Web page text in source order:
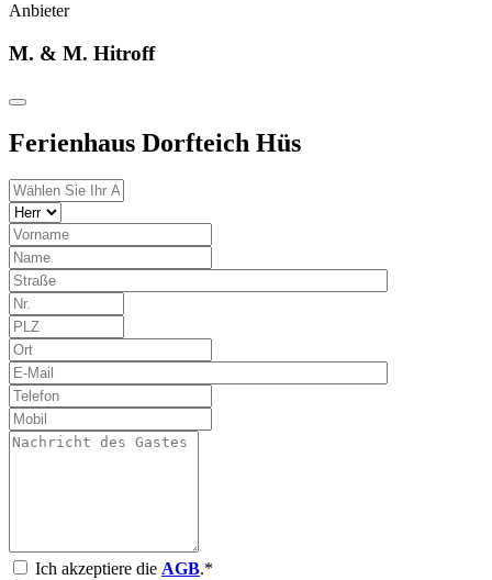
Anbieter
M. & M. Hitroff
Ferienhaus Dorfteich Hüs
Ich akzeptiere die AGB.*